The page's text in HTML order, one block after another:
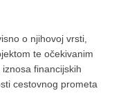
o njihovoj vrsti,
te očekivanim
financijskih
cestovnog prometa